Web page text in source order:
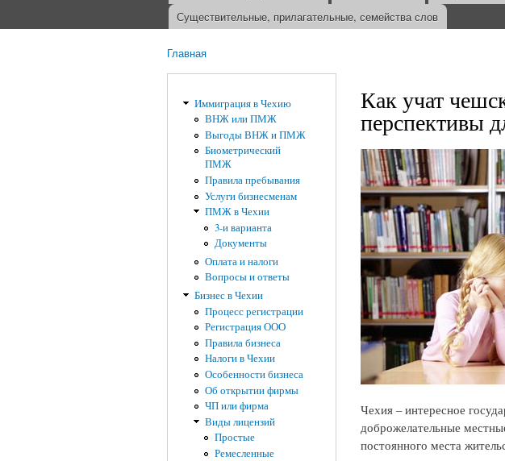
Существительные, прилагательные, семейства слов
Главная
Иммиграция в Чехию
ВНЖ или ПМЖ
Выгоды ВНЖ и ПМЖ
Биометрический
ПМЖ
Правила пребывания
Услуги бизнесменам
ПМЖ в Чехии
3-и варианта
Документы
Оплата и налоги
Вопросы и ответы
Бизнес в Чехии
Процесс регистрации
Регистрация ООО
Правила бизнеса
Налоги в Чехии
Особенности бизнеса
Об открытии фирмы
ЧП или фирма
Виды лицензий
Простые
Ремесленные
Как учат
перспективы
Чехия – интересное
доброжелательные
постоянного места